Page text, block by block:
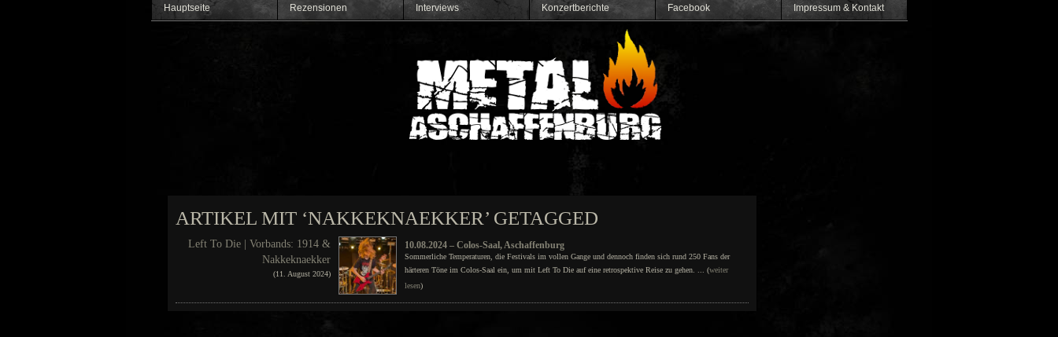
Hauptseite Rezensionen Interviews Konzertberichte Facebook Impressum & Kontakt
ARTIKEL MIT ‘NAKKEKNAEKKER’ GETAGGED
Left To Die | Vorbands: 1914 &
Nakkeknaekker
(11. August 2024)
10.08.2024 – Colos-Saal, Aschaffenburg
Sommerliche Temperaturen, die Festivals im vollen Gange und dennoch finden sich rund 250 Fans der
härteren Töne im Colos-Saal ein, um mit Left To Die auf eine retrospektive Reise zu gehen. ... (weiter
lesen)